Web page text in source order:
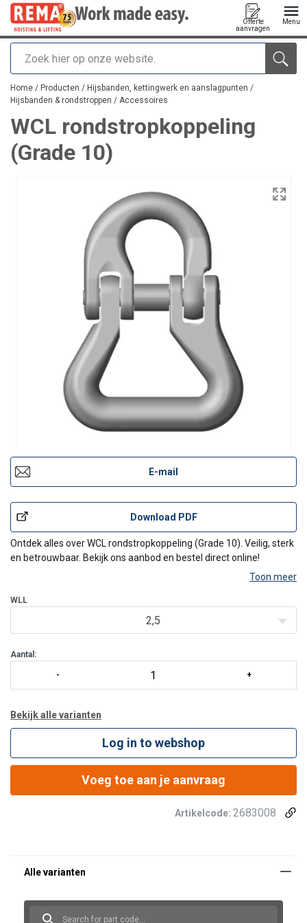
Zoeken
Offerte
aanvragen
Menu
toegevoegd aan uw offerte
Home / Producten / Hijsbanden, kettingwerk en aanslagpunten /
Hijsbanden & rondstroppen / Accessoires
WCL rondstropkoppeling
(Grade 10)
E-mail
Download PDF
Ontdek alles over WCL rondstropkoppeling (Grade 10). Veilig, sterk
en betrouwbaar. Bekijk ons aanbod en bestel direct online!
Toon meer
WLL
2,5
Aantal:
Bekijk alle varianten
Log in to webshop
Voeg toe aan je aanvraag
Artikelcode: 2683008